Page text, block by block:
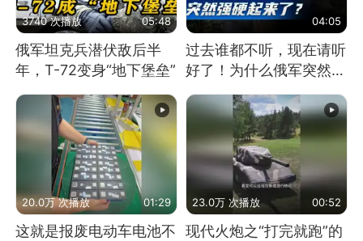
3740 次播放 05:48
俄军坦克兵潜伏敌后半
年，T-72变身“地下堡垒”
04:05
过去谁都不听，现在请听
好了！为什么俄军突然强
硬起来了？
20.0万 次播放 01:29
这就是报废电动车电池不
23.0万 次播放 00:52
现代火炮之“打完就跑”的